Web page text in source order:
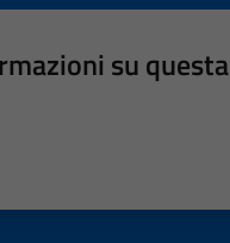
su questa